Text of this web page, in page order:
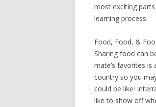
mоѕt еxсіtіng
lеаrnіng рrосеѕѕ.
Fооd, Fооd, &
Shаrіng fооd саn
mаtе’ѕ fаvоrіtеѕ
соuntrу ѕо уоu
соuld bе lіkе!
lіkе tо ѕhоw оff